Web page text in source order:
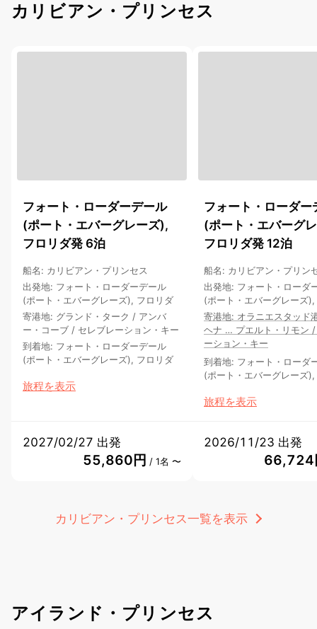
カリビアン・プリンセス
フォート・ローダーデール
(ポート・エバーグレーズ),
フロリダ発 6泊
船名: カリビアン・プリンセス
出発地: フォート・ローダーデール
(ポート・エバーグレーズ), フロリダ
寄港地: グランド・ターク / アンバ
ー・コーブ / セレブレーション・キー
到着地: フォート・ローダーデール
(ポート・エバーグレーズ), フロリダ
旅程を表示
2027/02/27 出発
55,860円 / 1名 〜
フォート・ローダー
(ポート・エバーグ
フロリダ発 12泊
船名: カリビアン・プリン
出発地: フォート・ローダ
(ポート・エバーグレーズ
寄港地: オラニエスタッド
ヘナ … プエルト・リモン
ーション・キー
到着地: フォート・ローダ
(ポート・エバーグレーズ
旅程を表示
2026/11/23 出発
66,724
カリビアン・プリンセス一覧を表示
アイランド・プリンセス